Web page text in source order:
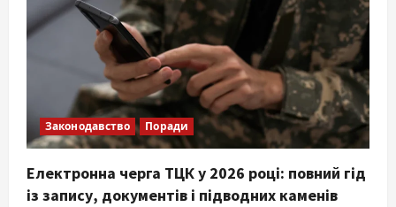
Законодавство Поради
Електронна черга ТЦК у 2026 році: повний гід
із запису, документів і підводних каменів